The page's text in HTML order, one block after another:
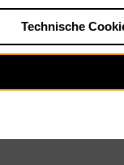
Bendix
Technische